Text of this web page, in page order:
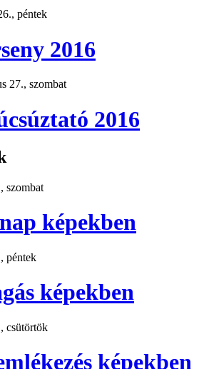
péntek
2016
27., szombat
2016
szombat
képekben
péntek
képekben
csütörtök
képekben